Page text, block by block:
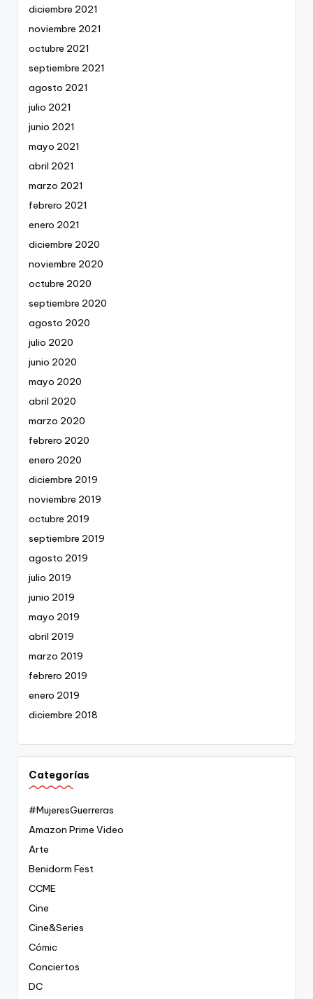
diciembre 2021
noviembre 2021
octubre 2021
septiembre 2021
agosto 2021
julio 2021
junio 2021
mayo 2021
abril 2021
marzo 2021
febrero 2021
enero 2021
diciembre 2020
noviembre 2020
octubre 2020
septiembre 2020
agosto 2020
julio 2020
junio 2020
mayo 2020
abril 2020
marzo 2020
febrero 2020
enero 2020
diciembre 2019
noviembre 2019
octubre 2019
septiembre 2019
agosto 2019
julio 2019
junio 2019
mayo 2019
abril 2019
marzo 2019
febrero 2019
enero 2019
diciembre 2018
Categorías
#MujeresGuerreras
Amazon Prime Video
Arte
Benidorm Fest
CCME
Cine
Cine&Series
Cómic
Conciertos
DC